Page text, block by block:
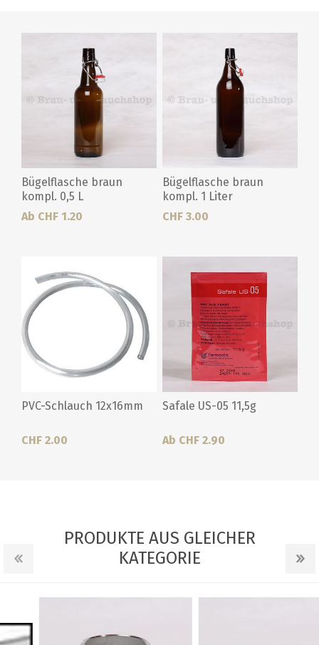
Bügelflasche braun
kompl. 0,5 L
Ab CHF 1.20
Bügelflasche braun
kompl. 1 Liter
CHF 3.00
PVC-Schlauch 12x16mm
CHF 2.00
Safale US-05 11,5g
Ab CHF 2.90
PRODUKTE AUS GLEICHER
KATEGORIE